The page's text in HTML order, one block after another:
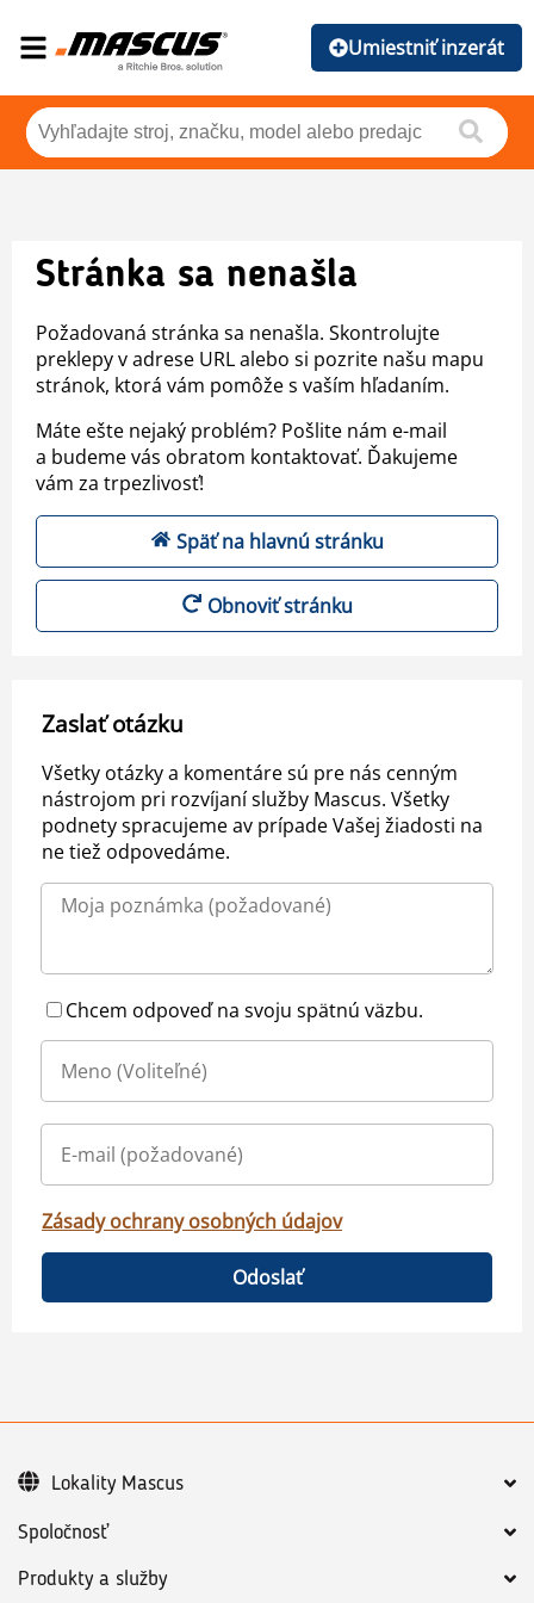
Umiestniť inzerát
Stránka sa nenašla
Požadovaná stránka sa nenašla. Skontrolujte
preklepy v adrese URL alebo si pozrite našu mapu
stránok, ktorá vám pomôže s vaším hľadaním.
Máte ešte nejaký problém? Pošlite nám e-mail
a budeme vás obratom kontaktovať. Ďakujeme
vám za trpezlivosť!
Späť na hlavnú stránku
Obnoviť stránku
Zaslať otázku
Všetky otázky a komentáre sú pre nás cenným
nástrojom pri rozvíjaní služby Mascus. Všetky
podnety spracujeme av prípade Vašej žiadosti na
ne tiež odpovedáme.
Chcem odpoveď na svoju spätnú väzbu.
Zásady ochrany osobných údajov
Odoslať
Spoločnosť
Produkty a služby
Lokality Mascus